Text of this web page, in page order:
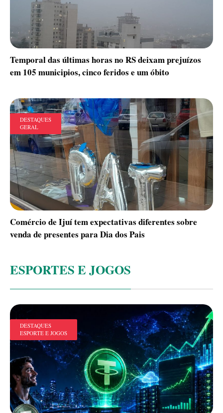
Temporal das últimas horas no RS deixam prejuízos
em 105 municipios, cinco feridos e um óbito
DESTAQUES
GERAL
Comércio de Ijuí tem expectativas diferentes sobre
venda de presentes para Dia dos Pais
ESPORTES E JOGOS
DESTAQUES
ESPORTE E JOGOS